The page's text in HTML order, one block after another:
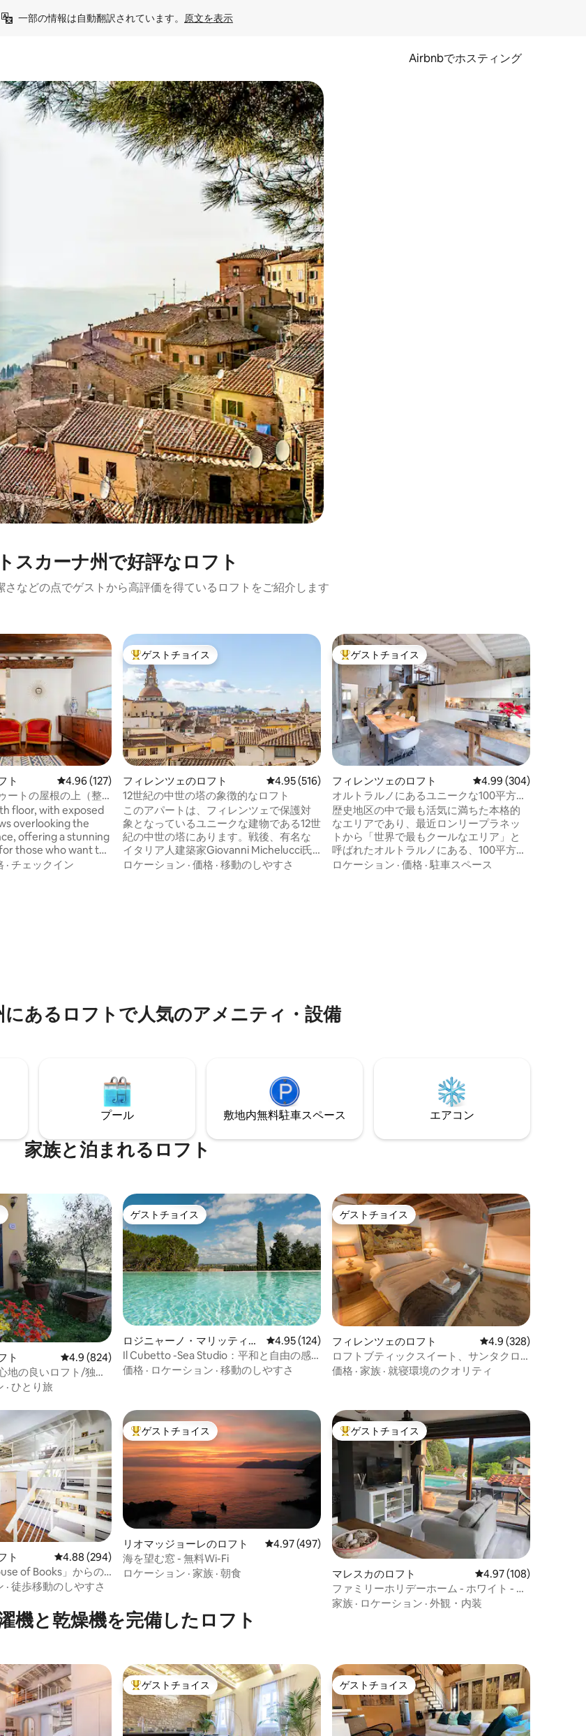
一部の情報は自動翻訳されています。 原文を表示
Airbnbでホスティング
、画面をタッチまたはスワイプして検索結果を確認することができます。
トスカーナ州で好評なロフト
さなどの点でゲストから高評価を得ているロフトをご紹介します
平均評価
ト レビュー127件、5つ星中4.96つ星の平均評価
4.96 (127)
ートの屋根の上（整
floor, with exposed
overlooking the
offering a stunning
those who want to
life in the heart of
· チェックイン
大好評のゲストチョイスです。
ゲストチョイス
フィレンツェのロフト レビュー516件、5つ星中4.95つ星の平均評価
4.95 (516)
12世紀の中世の塔の象徴的なロフト
このアパートは、フィレンツェで保護対
象となっているユニークな建物である12世
紀の中世の塔にあります。戦後、有名な
イタリア人建築家Giovanni Michelucci氏
によって改装され、最近、フィレンツェ
ロケーション · 価格 · 移動のしやすさ
大好評のゲストチョイスです。
ゲストチョイス
フィレンツェのロフト レビュー304件、5つ星
4.99 (304)
オルトラルノにあるユニークな100平方メ
ートルのデザインフラット
歴史地区の中で最も活気に満ちた本格的
なエリアであり、最近ロンリープラネッ
トから「世界で最もクールなエリア」と
呼ばれたオルトラルノにある、100平方メ
ートル（1,000平方フィート）の素晴らし
ロケーション · 価格 ·駐車スペース
にあるロフトで人気のアメニティ・設備
プール 敷地内無料駐⁠車ス⁠ペ⁠ー⁠ス エアコン
家族と泊まれるロフト
の平均評価
イスです。
ト レビュー824件、5つ星中4.9つ星の平均評価
4.9 (824)
地の良いロフト/独立
· ひとり旅
ゲストチョイス
ゲストチョイス
ロジニャーノ・マリッティモ
のロフト
レビュー124件、5つ星中4.95つ星の平均評価
4.95 (124)
Il Cubetto -Sea Studio：平和と自由の感
覚
価格 · ロケーション · 移動のしやすさ
ゲストチョイス
ゲストチョイス
フィレンツェのロフト レビュー328件、5つ
4.9 (328)
ロフトブティックスイート、サンタクロ
ーチェ、フィレンツェ、Wi - Fi
価格 · 家族 · 就寝環境のクオリティ
の平均評価
ト レビュー294件、5つ星中4.88つ星の平均評価
4.88 (294)
of Books」からの
· 徒歩移動のしやすさ
大好評のゲストチョイスです。
ゲストチョイス
リオマッジョーレのロフト レビュー497件、5つ星中4.97つ星の平均評価
4.97 (497)
海を望む窓 - 無料Wi-Fi
ロケーション · 家族 · 朝食
大好評のゲストチョイスです。
ゲストチョイス
マレスカのロフト レビュー108件、5つ
4.97 (108)
ファミリーホリデーホーム - ホワイト - レ
ッドビーチ
家族 · ロケーション · 外観・内装
機と乾燥機を完備したロフト
大好評のゲストチョイスです。
ゲストチョイス ゲストチョイス
ゲストチョイス